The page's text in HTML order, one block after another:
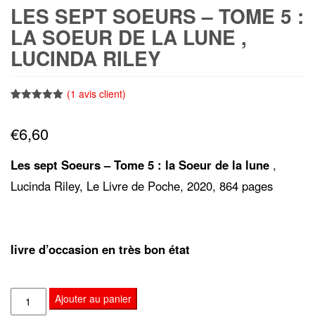
LES SEPT SOEURS – TOME 5 :
LA SOEUR DE LA LUNE ,
LUCINDA RILEY
basé sur
notation
(1 avis client)
€6,60
Les sept Soeurs – Tome 5 : la Soeur de la lune ,
Lucinda Riley, Le Livre de Poche, 2020, 864 pages
livre d’occasion en très bon état
quantité
de
Ajouter au panier